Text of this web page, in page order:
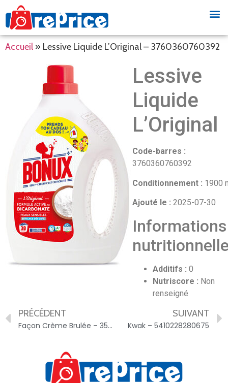
Accueil » Lessive Liquide L’Original – 3760360760392
Lessive
Liquide
L’Original
Code-barres :
3760360760392
Conditionnement : 1900
Ajouté le : 2025-07-30
Informations
Additifs : 0
Nutriscore : Non
renseigné
PRÉCÉDENT
Façon Crème Brulée – 3560071468712
SUIVANT
Kwak – 5410228280675